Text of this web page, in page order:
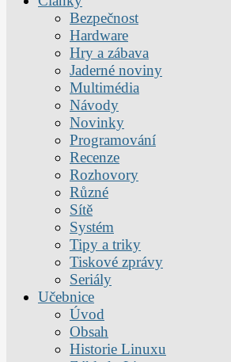
Bezpečnost
Hardware
Hry a zábava
Jaderné noviny
Multimédia
Návody
Novinky
Programování
Recenze
Rozhovory
Různé
Sítě
Systém
Tipy a triky
Tiskové zprávy
Seriály
Učebnice
Úvod
Obsah
Historie Linuxu